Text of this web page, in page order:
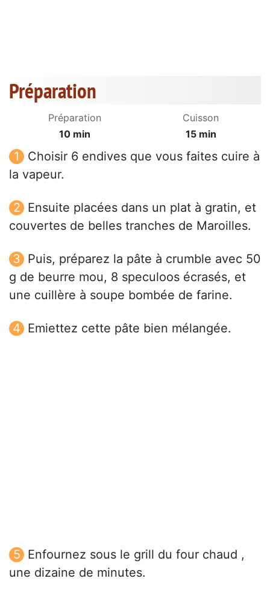
Préparation
Préparation
10 min
Cuisson
15 min
Choisir 6 endives que vous faites cuire à
la vapeur.
Ensuite placées dans un plat à gratin, et
couvertes de belles tranches de Maroilles.
Puis, préparez la pâte à crumble avec 50
g de beurre mou, 8 speculoos écrasés, et
une cuillère à soupe bombée de farine.
Emiettez cette pâte bien mélangée.
Enfournez sous le grill du four chaud ,
une dizaine de minutes.